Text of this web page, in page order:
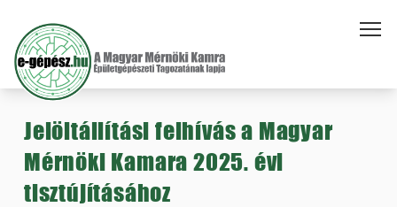
Jelöltállítási felhívás a Magyar
Mérnöki Kamara 2025. évi
tisztújításához